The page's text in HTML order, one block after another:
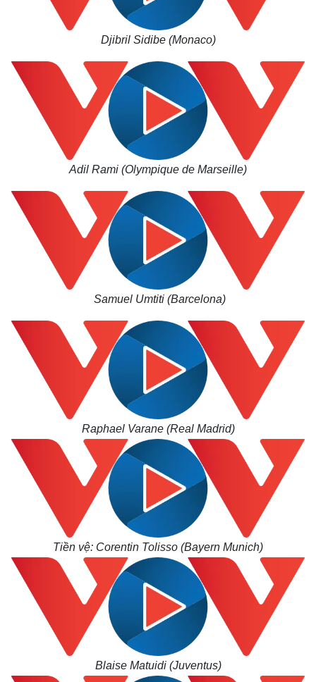
Kinh tế
Bất động sản
Khởi nghiệp
Thị trường
Giá vàng
Tiêu dùng
Tỷ giá
Chứng khoán
Djibril Sidibe (Monaco)
Adil Rami (Olympique de Marseille)
Samuel Umtiti (Barcelona)
Raphael Varane (Real Madrid)
Tiền vệ: Corentin Tolisso (Bayern Munich)
Blaise Matuidi (Juventus)